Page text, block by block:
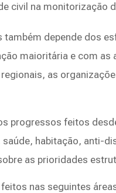
civil na monitorização
depende dos
maioritária e com as
as
progressos feitos
habitação, anti-
as prioridades
nas seguintes